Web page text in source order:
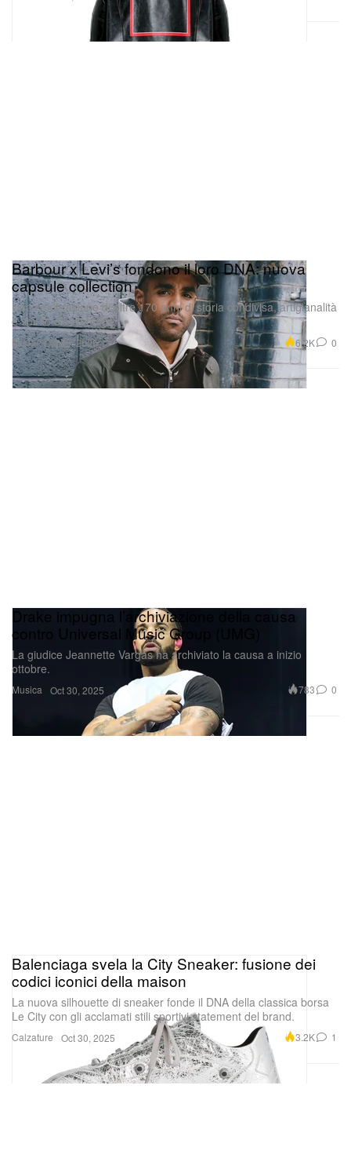
Moda
Barbour x Levi’s fondono il loro DNA: nuova
capsule collection
Una celebrazione di oltre 170 anni di storia condivisa, artigianalità
e spirito d’avventura.
Oct 30, 2025 6.2K 0
Musica
Drake impugna l’archiviazione della causa
contro Universal Music Group (UMG)
La giudice Jeannette Vargas ha archiviato la causa a inizio
ottobre.
Oct 30, 2025 783 0
Calzature
Balenciaga svela la City Sneaker: fusione dei
codici iconici della maison
La nuova silhouette di sneaker fonde il DNA della classica borsa
Le City con gli acclamati stili sportivi statement del brand.
Oct 30, 2025 3.2K 1